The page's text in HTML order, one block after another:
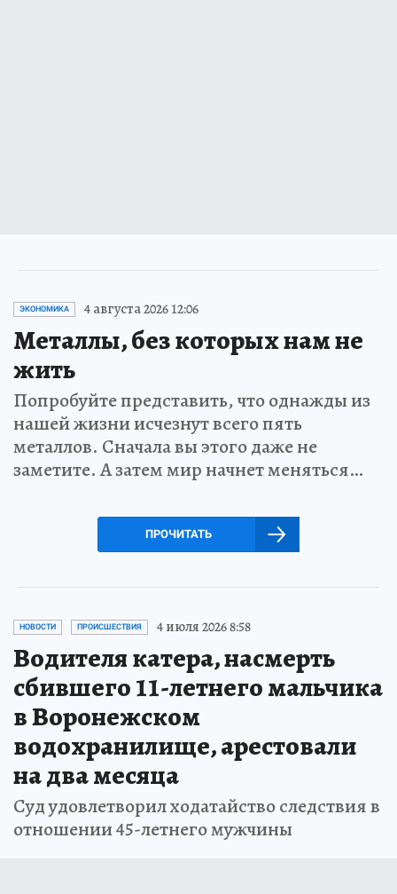
ЭКОНОМИКА 4 августа 2026 12:06
Металлы, без которых нам не
жить
Попробуйте представить, что однажды из
нашей жизни исчезнут всего пять
металлов. Сначала вы этого даже не
заметите. А затем мир начнет меняться…
ПРОЧИТАТЬ
НОВОСТИ ПРОИСШЕСТВИЯ 4 июля 2026 8:58
Водителя катера, насмерть
сбившего 11-летнего мальчика
в Воронежском
водохранилище, арестовали
на два месяца
Суд удовлетворил ходатайство следствия в
отношении 45-летнего мужчины